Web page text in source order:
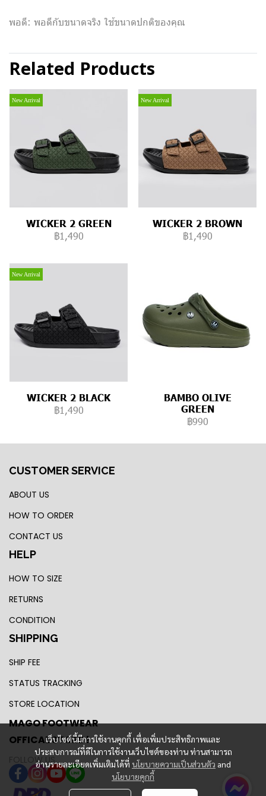
พอดี: พอดีกับขนาดจริง ใช้ขนาดปกติของคุณ
Related Products
New Arrival
WICKER 2 GREEN
฿1,490
New Arrival
WICKER 2 BROWN
฿1,490
New Arrival
WICKER 2 BLACK
฿1,490
BAMBO OLIVE
GREEN
฿990
เว็บไซต์นี้มีการใช้งานคุกกี้ เพื่อเพิ่มประสิทธิภาพและ
ประสบการณ์ที่ดีในการใช้งานเว็บไซต์ของท่าน ท่านสามารถ
อ่านรายละเอียดเพิ่มเติมได้ที่ นโยบายความเป็นส่วนตัว and
นโยบายคุกกี้
CUSTOMER SERVICE
ABOUT US
HOW TO ORDER
CONTACT US
HELP
HOW TO SIZE
RETURNS
CONDITION
SHIPPING
SHIP FEE
STATUS TRACKING
STORE LOCATION
MAGO FOOTWEAR
OFFICAL STORE !
FOLLOW US